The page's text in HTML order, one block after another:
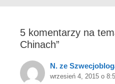
5 komentarzy na
Chinach”
N. ze
wrzesień 4, 2015 o